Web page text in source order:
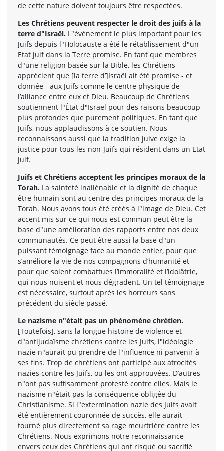
de cette nature doivent toujours être respectées.
Les Chrétiens peuvent respecter le droit des juifs à la
terre d"Israël. L"événement le plus important pour les
Juifs depuis l"Holocauste a été le rétablissement d"un
Etat juif dans la Terre promise. En tant que membres
d"une religion basée sur la Bible, les Chrétiens
apprécient que [la terre d’]Israël ait été promise - et
donnée - aux Juifs comme le centre physique de
l’alliance entre eux et Dieu. Beaucoup de Chrétiens
soutiennent l"État d"Israël pour des raisons beaucoup
plus profondes que purement politiques. En tant que
Juifs, nous applaudissons à ce soutien. Nous
reconnaissons aussi que la tradition juive exige la
justice pour tous les non-Juifs qui résident dans un Etat
juif.
Juifs et Chrétiens acceptent les principes moraux de la
Torah. La sainteté inaliénable et la dignité de chaque
être humain sont au centre des principes moraux de la
Torah. Nous avons tous été créés à l"image de Dieu. Cet
accent mis sur ce qui nous est commun peut être la
base d"une amélioration des rapports entre nos deux
communautés. Ce peut être aussi la base d"un
puissant témoignage face au monde entier, pour que
s’améliore la vie de nos compagnons d’humanité et
pour que soient combattues l’immoralité et l’idolâtrie,
qui nous nuisent et nous dégradent. Un tel témoignage
est nécessaire, surtout après les horreurs sans
précédent du siècle passé.
Le nazisme n"était pas un phénomène chrétien.
[Toutefois], sans la longue histoire de violence et
d"antijudaïsme chrétiens contre les Juifs, l"idéologie
nazie n"aurait pu prendre de l"influence ni parvenir à
ses fins. Trop de chrétiens ont participé aux atrocités
nazies contre les Juifs, ou les ont approuvées. D’autres
n"ont pas suffisamment protesté contre elles. Mais le
nazisme n"était pas la conséquence obligée du
Christianisme. Si l"extermination nazie des Juifs avait
été entièrement couronnée de succès, elle aurait
tourné plus directement sa rage meurtrière contre les
Chrétiens. Nous exprimons notre reconnaissance
envers ceux des Chrétiens qui ont risqué ou sacrifié